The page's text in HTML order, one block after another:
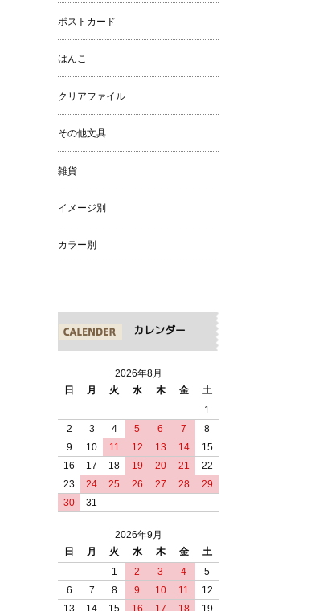
ポストカード
はんこ
クリアファイル
その他文具
雑貨
イメージ別
カラー別
カレンダー
2026年8月
日
月 火 水 木 金
土
1
2
3 4 5 6 7
8
9
10 11 12 13 14
15
16
17 18 19 20 21
22
23
24 25 26 27 28
29
30
31
2026年9月
日
月 火 水 木 金
土
1
2 3 4
5
6
7 8 9 10 11
12
13
14 15 16 17 18 19